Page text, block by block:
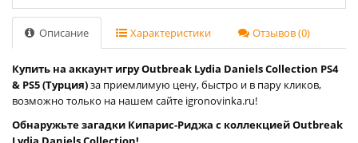
Описание Характеристики Отзывов (0)
Купить на аккаунт игру Outbreak Lydia Daniels Collection PS4
& PS5 (Турция)за приемлимую цену, быстро и в пару кликов,
возможно только на нашем сайте igronovinka.ru!
Обнаружьте загадки Кипарис-Риджа с коллекцией Outbreak